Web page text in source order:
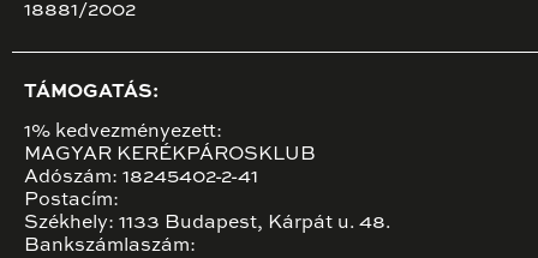
18881/2002
TÁMOGATÁS:
1% kedvezményezett:
MAGYAR KERÉKPÁROSKLUB
Adószám: 18245402-2-41
Postacím:
Székhely: 1133 Budapest, Kárpát u. 48.
Bankszámlaszám: